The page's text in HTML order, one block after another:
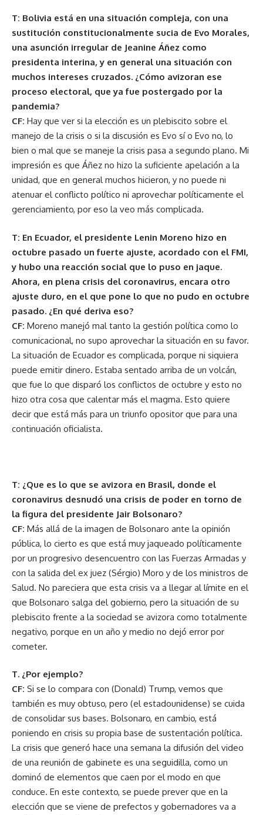
T: Bolivia está en una situación compleja, con una
sustitución constitucionalmente sucia de Evo Morales,
una asunción irregular de Jeanine Áñez como
presidenta interina, y en general una situación con
muchos intereses cruzados. ¿Cómo avizoran ese
proceso electoral, que ya fue postergado por la
pandemia?
CF: Hay que ver si la elección es un plebiscito sobre el
manejo de la crisis o si la discusión es Evo sí o Evo no, lo
bien o mal que se maneje la crisis pasa a segundo plano. Mi
impresión es que Áñez no hizo la suficiente apelación a la
unidad, que en general muchos hicieron, y no puede ni
atenuar el conflicto político ni aprovechar políticamente el
gerenciamiento, por eso la veo más complicada.
T: En Ecuador, el presidente Lenin Moreno hizo en
octubre pasado un fuerte ajuste, acordado con el FMI,
y hubo una reacción social que lo puso en jaque.
Ahora, en plena crisis del coronavirus, encara otro
ajuste duro, en el que pone lo que no pudo en octubre
pasado. ¿En qué deriva eso?
CF: Moreno manejó mal tanto la gestión política como lo
comunicacional, no supo aprovechar la situación en su favor.
La situación de Ecuador es complicada, porque ni siquiera
puede emitir dinero. Estaba sentado arriba de un volcán,
que fue lo que disparó los conflictos de octubre y esto no
hizo otra cosa que calentar más el magma. Esto quiere
decir que está más para un triunfo opositor que para una
continuación oficialista.
T: ¿Que es lo que se avizora en Brasil, donde el
coronavirus desnudó una crisis de poder en torno de
la figura del presidente Jair Bolsonaro?
CF: Más allá de la imagen de Bolsonaro ante la opinión
pública, lo cierto es que está muy jaqueado políticamente
por un progresivo desencuentro con las Fuerzas Armadas y
con la salida del ex juez (Sérgio) Moro y de los ministros de
Salud. No pareciera que esta crisis va a llegar al límite en el
que Bolsonaro salga del gobierno, pero la situación de su
plebiscito frente a la sociedad se avizora como totalmente
negativo, porque en un año y medio no dejó error por
cometer.
T. ¿Por ejemplo?
CF: Si se lo compara con (Donald) Trump, vemos que
también es muy obtuso, pero (el estadounidense) se cuida
de consolidar sus bases. Bolsonaro, en cambio, está
poniendo en crisis su propia base de sustentación política.
La crisis que generó hace una semana la difusión del video
de una reunión de gabinete es una seguidilla, como un
dominó de elementos que caen por el modo en que
conduce. En este contexto, se puede prever que en la
elección que se viene de prefectos y gobernadores va a